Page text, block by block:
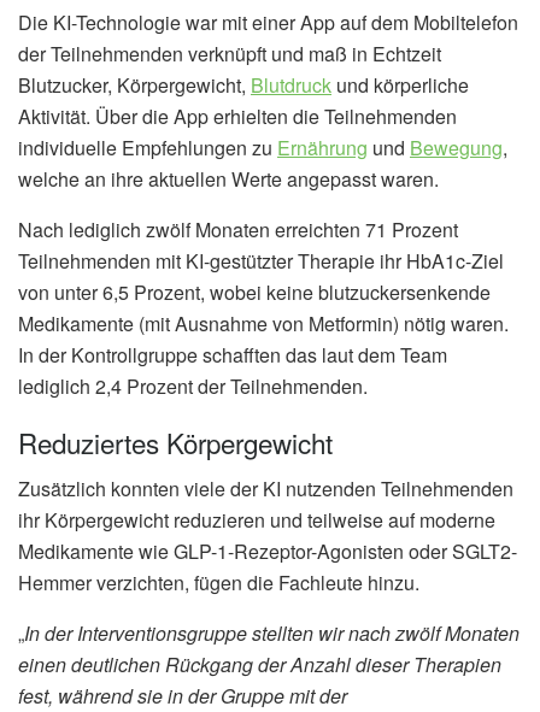
Die KI-Technologie war mit einer App auf dem Mobiltelefon
der Teilnehmenden verknüpft und maß in Echtzeit
Blutzucker, Körpergewicht, Blutdruck und körperliche
Aktivität. Über die App erhielten die Teilnehmenden
individuelle Empfehlungen zu Ernährung und Bewegung,
welche an ihre aktuellen Werte angepasst waren.
Nach lediglich zwölf Monaten erreichten 71 Prozent
Teilnehmenden mit KI-gestützter Therapie ihr HbA1c-Ziel
von unter 6,5 Prozent, wobei keine blutzuckersenkende
Medikamente (mit Ausnahme von Metformin) nötig waren.
In der Kontrollgruppe schafften das laut dem Team
lediglich 2,4 Prozent der Teilnehmenden.
Reduziertes Körpergewicht
Zusätzlich konnten viele der KI nutzenden Teilnehmenden
ihr Körpergewicht reduzieren und teilweise auf moderne
Medikamente wie GLP-1-Rezeptor-Agonisten oder SGLT2-
Hemmer verzichten, fügen die Fachleute hinzu.
„In der Interventionsgruppe stellten wir nach zwölf Monaten
einen deutlichen Rückgang der Anzahl dieser Therapien
fest, während sie in der Gruppe mit der